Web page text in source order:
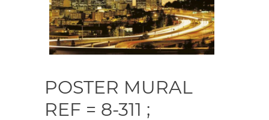
POSTER MURAL
REF = 8-311 ;